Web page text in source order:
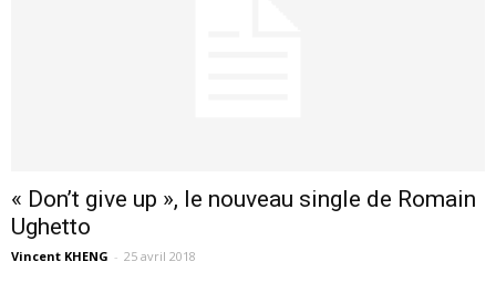
« Don’t give up », le nouveau single de Romain
Ughetto
Vincent KHENG - 25 avril 2018